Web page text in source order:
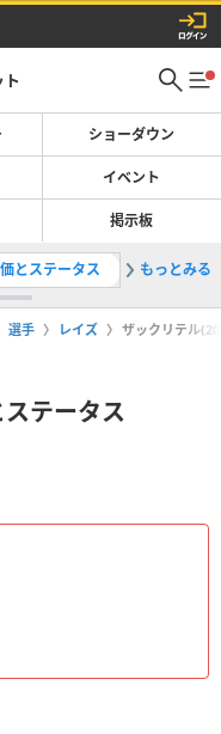
ショーダウン
イベント
掲示板
とステータス 2スター
もっとみる
選手 レイズ ザックリテル
テータス